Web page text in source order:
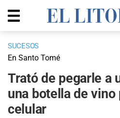
SUCESOS
En Santo Tomé
Trató de pegarle a
una botella de vino
celular